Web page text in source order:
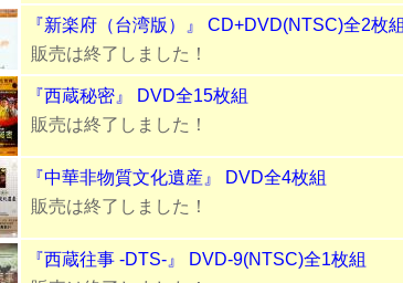
『新楽府（台湾版）』 CD+DVD(NTSC)全2枚
販売は終了しました！
『西蔵秘密』 DVD全15枚組
販売は終了しました！
『中華非物質文化遺産』 DVD全4枚組
販売は終了しました！
『西蔵往事 -DTS-』 DVD-9(NTSC)全1枚組